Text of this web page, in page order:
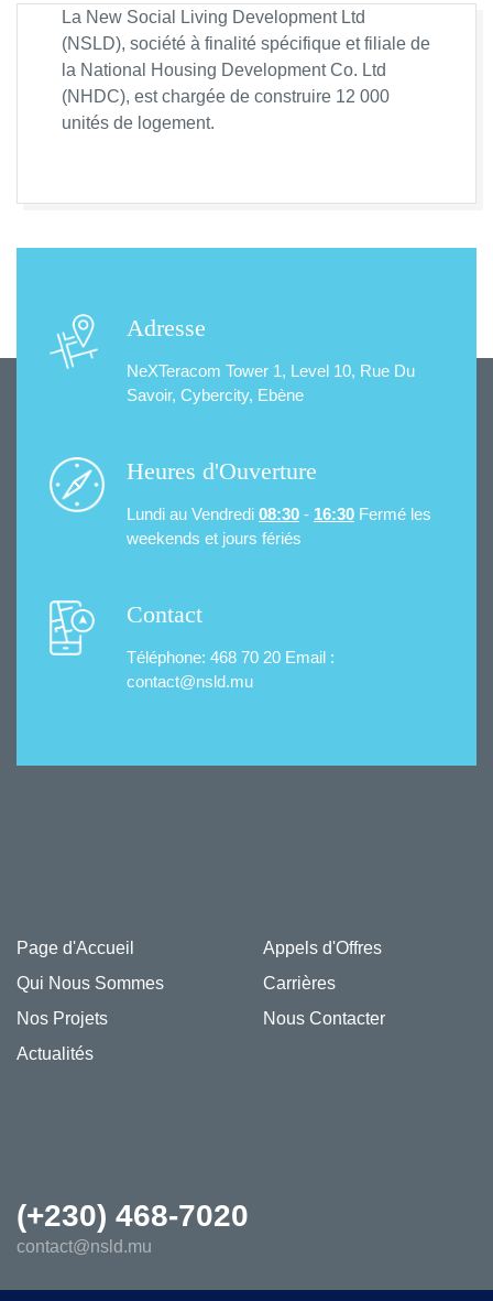
La New Social Living Development Ltd
(NSLD), société à finalité spécifique et filiale de
la National Housing Development Co. Ltd
(NHDC), est chargée de construire 12 000
unités de logement.
Adresse
NeXTeracom Tower 1, Level 10, Rue Du
Savoir, Cybercity, Ebène
Heures d'Ouverture
Lundi au Vendredi 08:30 - 16:30 Fermé les
weekends et jours fériés
Contact
Téléphone: 468 70 20 Email :
contact@nsld.mu
Page d'Accueil
Qui Nous Sommes
Nos Projets
Actualités
Appels d'Offres
Carrières
Nous Contacter
(+230) 468-7020
contact@nsld.mu